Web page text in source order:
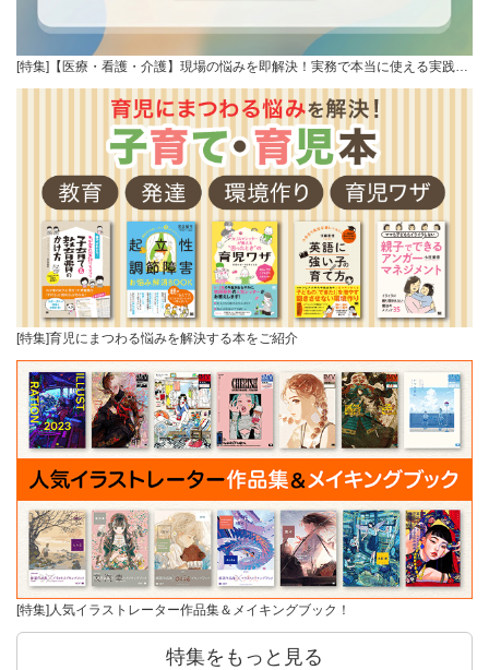
[特集]【医療・看護・介護】現場の悩みを即解決！実務で本当に使える実践…
[特集]育児にまつわる悩みを解決する本をご紹介
[特集]人気イラストレーター作品集＆メイキングブック！
特集をもっと見る